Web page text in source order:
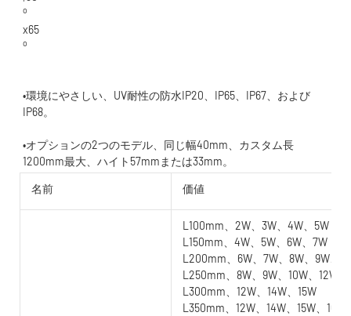
•環境にやさしい、UV耐性の防水IP20、IP65、IP67、および
•オプションの2つのモデル、同じ幅40mm、カスタム長
名前 価値
L100mm、2W、3W、4W、5W
L150mm、4W、5W、6W、7W
L200mm、6W、7W、8W、9W、
L250mm、8W、9W、10W、12W
L300mm、12W、14W、15W
L350mm、12W、14W、15W、16W